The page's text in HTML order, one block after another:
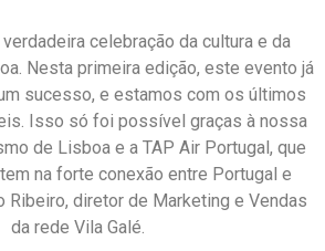
celebração da cultura e da
Nesta primeira edição, este evento já
sucesso, e estamos com os últimos
Isso só foi possível graças à nossa
de Lisboa e a TAP Air Portugal, que
na forte conexão entre Portugal e
Ribeiro, diretor de Marketing e Vendas
da rede Vila Galé.